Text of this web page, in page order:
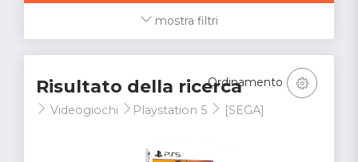
mostra filtri
Risultato della ricerca
Videogiochi Playstation 5 [SEGA]
Ordinamento